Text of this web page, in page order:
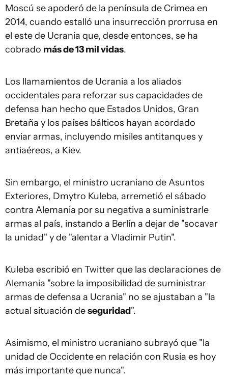
Moscú se apoderó de la península de Crimea en
2014, cuando estalló una insurrección prorrusa en
el este de Ucrania que, desde entonces, se ha
cobrado más de 13 mil vidas.
Los llamamientos de Ucrania a los aliados
occidentales para reforzar sus capacidades de
defensa han hecho que Estados Unidos, Gran
Bretaña y los países bálticos hayan acordado
enviar armas, incluyendo misiles antitanques y
antiaéreos, a Kiev.
Sin embargo, el ministro ucraniano de Asuntos
Exteriores, Dmytro Kuleba, arremetió el sábado
contra Alemania por su negativa a suministrarle
armas al país, instando a Berlín a dejar de "socavar
la unidad" y de "alentar a Vladimir Putin".
Kuleba escribió en Twitter que las declaraciones de
Alemania "sobre la imposibilidad de suministrar
armas de defensa a Ucrania" no se ajustaban a "la
actual situación deseguridad".
Asimismo, el ministro ucraniano subrayó que "la
unidad de Occidente en relación con Rusia es hoy
más importante que nunca".